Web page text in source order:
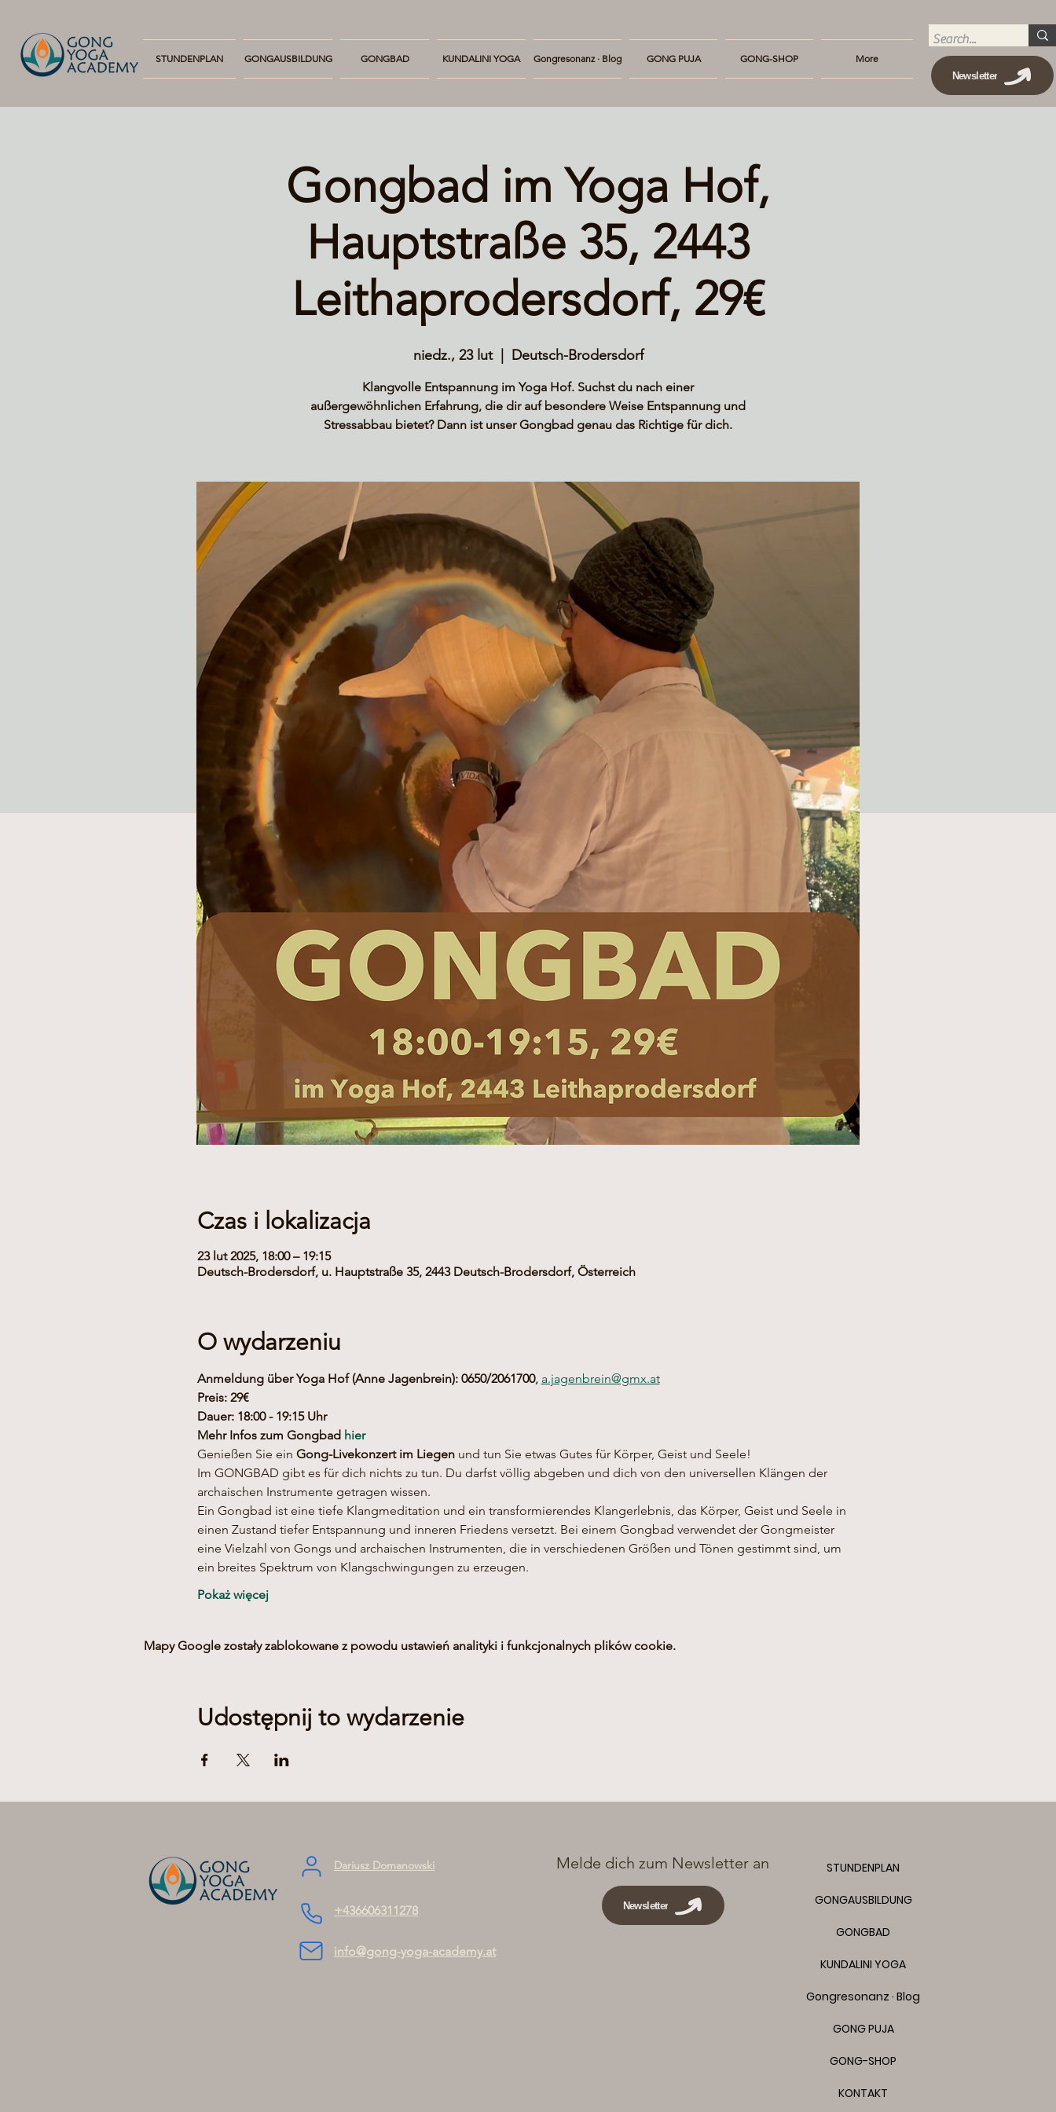
STUNDENPLAN GONGAUSBILDUNG GONGBAD KUNDALINI YOGA Gongresonanz · Blog GONG PUJA GONG-SHOP
More
Newsletter
Gongbad im Yoga Hof,
Hauptstraße 35, 2443
Leithaprodersdorf, 29€
niedz., 23 lut
  |
Deutsch-Brodersdorf
Klangvolle Entspannung im Yoga Hof. Suchst du nach einer
außergewöhnlichen Erfahrung, die dir auf besondere Weise Entspannung und
Stressabbau bietet? Dann ist unser Gongbad genau das Richtige für dich.
Czas i lokalizacja
23 lut 2025, 18:00 – 19:15
Deutsch-Brodersdorf, u. Hauptstraße 35, 2443 Deutsch-Brodersdorf, Österreich
O wydarzeniu
Anmeldung über Yoga Hof (Anne Jagenbrein): 0650/2061700, a.jagenbrein@gmx.at
Preis: 29€
Dauer: 18:00 - 19:15 Uhr
Mehr Infos zum Gongbad hier
Genießen Sie ein Gong-Livekonzert im Liegen und tun Sie etwas Gutes für Körper, Geist und Seele!
Im GONGBAD gibt es für dich nichts zu tun. Du darfst völlig abgeben und dich von den universellen Klängen der
archaischen Instrumente getragen wissen.
Ein Gongbad ist eine tiefe Klangmeditation und ein transformierendes Klangerlebnis, das Körper, Geist und Seele in
einen Zustand tiefer Entspannung und inneren Friedens versetzt. Bei einem Gongbad verwendet der Gongmeister
eine Vielzahl von Gongs und archaischen Instrumenten, die in verschiedenen Größen und Tönen gestimmt sind, um
ein breites Spektrum von Klangschwingungen zu erzeugen.
Pokaż więcej
Mapy Google zostały zablokowane z powodu ustawień analityki i funkcjonalnych plików cookie.
Udostępnij to wydarzenie
Dariusz Domanowski
+436606311278
info@gong-yoga-academy.at
Melde dich zum Newsletter an
Newsletter
STUNDENPLAN
GONGAUSBILDUNG
GONGBAD
KUNDALINI YOGA
Gongresonanz · Blog
GONG PUJA
GONG-SHOP
KONTAKT